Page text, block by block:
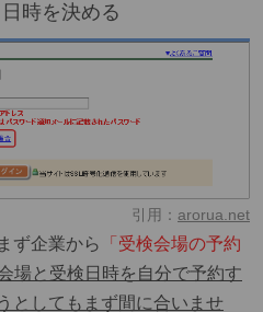
時を決める
引用： arorua.net
ず企業から
「受検会場の予約
場と受検日時を自分で予約す
としてもまず間に合いませ